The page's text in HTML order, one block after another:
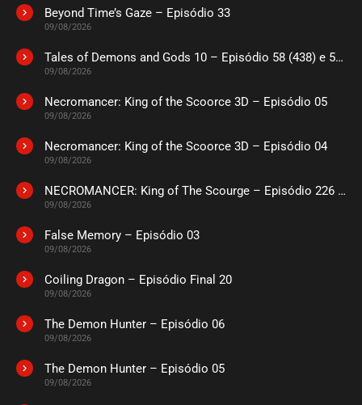
Beyond Time’s Gaze – Episódio 33
09/08/2026
Tales of Demons and Gods 10 – Episódio 58 (438) e 59 (439)
09/08/2026
Necromancer: King of the Scoorce 3D – Episódio 05
09/08/2026
Necromancer: King of the Scoorce 3D – Episódio 04
09/08/2026
NECROMANCER: King of The Scourge – Episódio 226 a 230
09/08/2026
False Memory – Episódio 03
09/08/2026
Coiling Dragon – Episódio Final 20
09/08/2026
The Demon Hunter – Episódio 06
09/08/2026
The Demon Hunter – Episódio 05
09/08/2026